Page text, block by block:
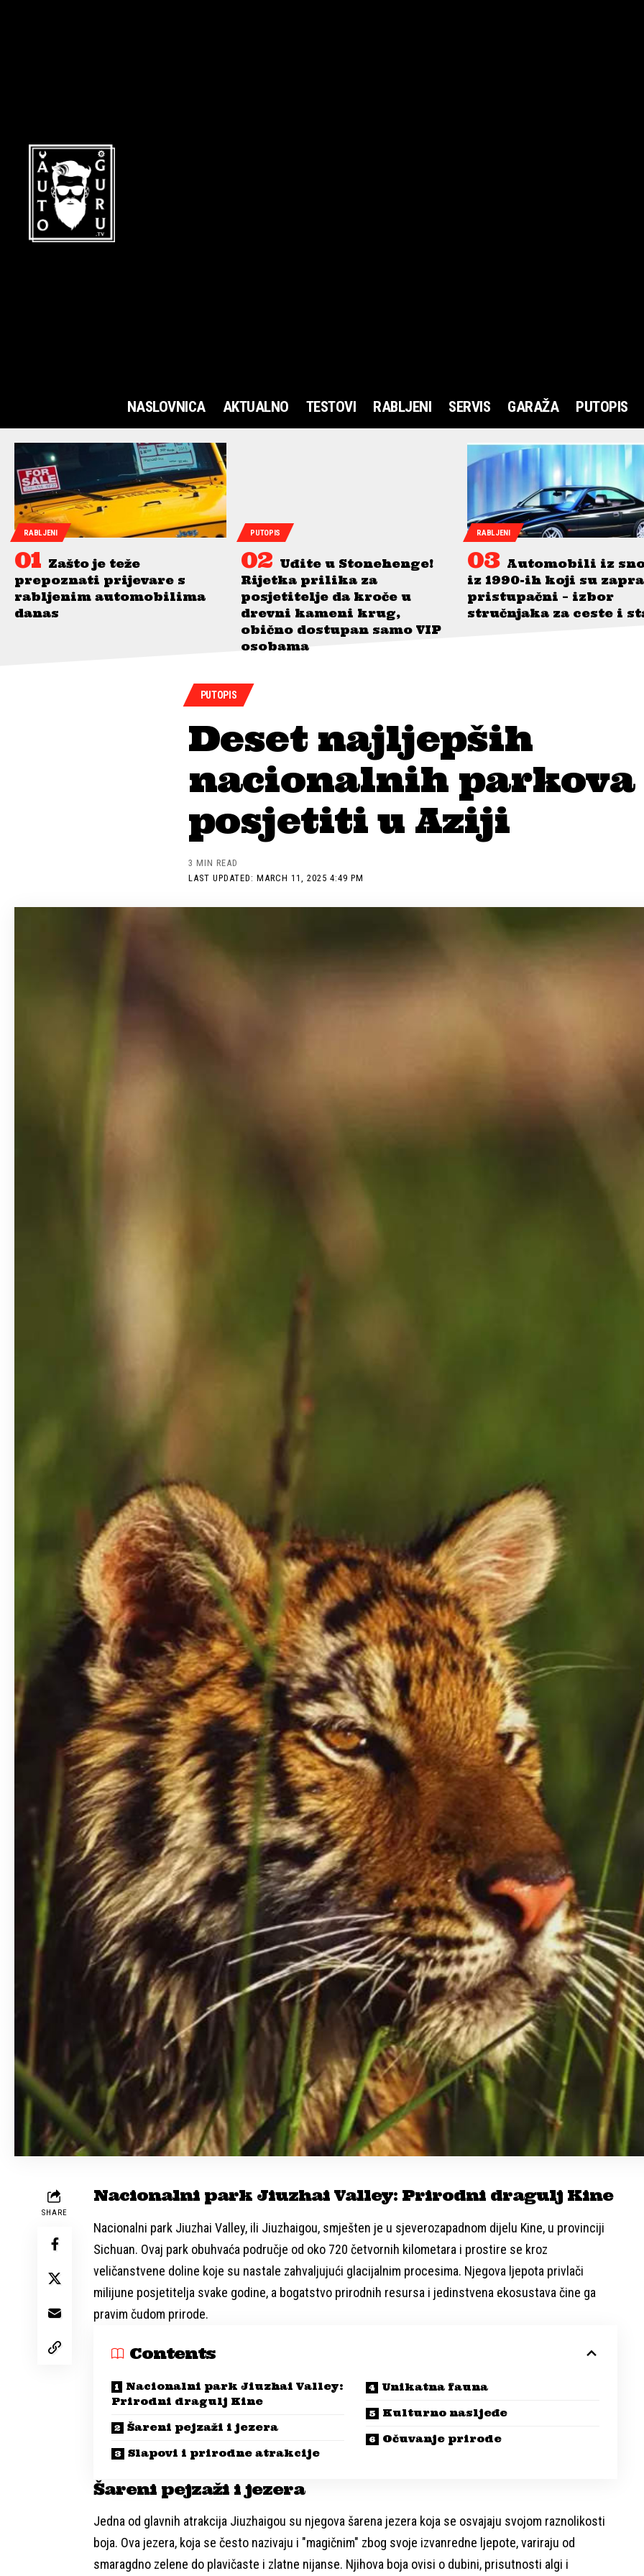
NASLOVNICA AKTUALNO TESTOVI RABLJENI SERVIS GARAŽA PUTOPIS
RABLJENI
Zašto je teže
prepoznati prijevare s
rabljenim automobilima
danas
PUTOPIS
Uđite u Stonehenge!
Rijetka prilika za
posjetitelje da kroče u
drevni kameni krug,
obično dostupan samo VIP
osobama
RABLJENI
Automobili iz
iz 1990-ih koji su
pristupačni – izbor
stručnjaka za ceste i
PUTOPIS
Deset najljepših
nacionalnih parkova
posjetiti u Aziji
LAST UPDATED: MARCH 11, 2025 4:49 PM
3 MIN READ
SHARE
Nacionalni park Jiuzhai Valley: Prirodni dragulj Kine
Nacionalni park Jiuzhai Valley, ili Jiuzhaigou, smješten je u sjeverozapadnom dijelu Kine, u provinciji
Sichuan. Ovaj park obuhvaća područje od oko 720 četvornih kilometara i prostire se kroz
veličanstvene doline koje su nastale zahvaljujući glacijalnim procesima. Njegova ljepota privlači
milijune posjetitelja svake godine, a bogatstvo prirodnih resursa i jedinstvena ekosustava čine ga
pravim čudom prirode.
Contents
Nacionalni park Jiuzhai Valley:
Prirodni dragulj Kine
Šareni pejzaži i jezera
Slapovi i prirodne atrakcije
Unikatna fauna
Kulturno nasljeđe
Očuvanje prirode
Šareni pejzaži i jezera
Jedna od glavnih atrakcija Jiuzhaigou su njegova šarena jezera koja se osvajaju svojom raznolikosti
boja. Ova jezera, koja se često nazivaju i "magičnim" zbog svoje izvanredne ljepote, variraju od
smaragdno zelene do plavičaste i zlatne nijanse. Njihova boja ovisi o dubini, prisutnosti algi i